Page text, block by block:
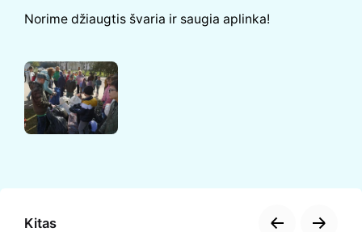
Norime džiaugtis švaria ir saugia aplinka!
Kitas